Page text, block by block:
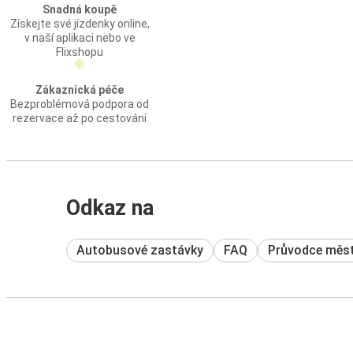
Snadná koupě
Získejte své jízdenky online,
v naší aplikaci nebo ve
Flixshopu
Zákaznická péče
Bezproblémová podpora od
rezervace až po cestování
Odkaz na
Autobusové zastávky FAQ Průvodce